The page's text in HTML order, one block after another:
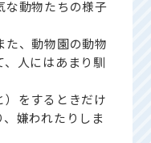
な動物たちの様子
た、動物園の動物
人にはあまり馴
をするときだけ
嫌われたりしま